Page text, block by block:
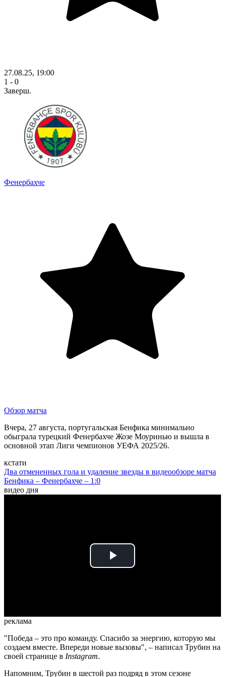
27.08.25, 19:00
1 - 0
Заверш.
Фенербахче
Обзор матча
Вчера, 27 августа, португальская Бенфика минимально
обыграла турецкий Фенербахче Жозе Моуринью и вышла в
основной этап Лиги чемпионов УЕФА 2025/26.
кстати
Два отмененных гола и удаление звезды в видеообзоре матча
Бенфика – Фенербахче – 1:0
видео дня
Play
реклама
"Победа – это про команду. Спасибо за энергию, которую мы
создаем вместе. Впереди новые вызовы", – написал Трубин на
своей странице в Instagram.
Напомним, Трубин в шестой раз подряд в этом сезоне